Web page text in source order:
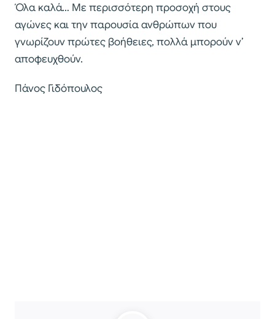
Όλα καλά… Με περισσότερη προσοχή στους
αγώνες και την παρουσία ανθρώπων που
γνωρίζουν πρώτες βοήθειες, πολλά μπορούν ν’
αποφευχθούν.
Πάνος Γιδόπουλος